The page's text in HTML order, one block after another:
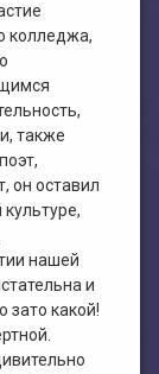
колледжа,
также
он оставил
нашей
и
зато какой!